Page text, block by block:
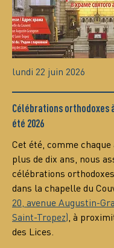
lundi 22 juin 2026
Célébrations orthodoxes
été 2026
Cet été, comme chaque
plus de dix ans, nous
célébrations
dans la chapelle du
20, avenue Augustin-
Saint-Tropez), à
des Lices.